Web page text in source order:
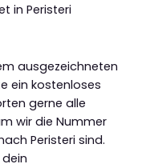
in Peristeri
ausgezeichneten
ein kostenloses
gerne alle
wir die Nummer
Peristeri sind.